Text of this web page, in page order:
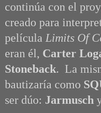
continúa con el
creado para
película Limits Of
eran él, Carter
Stoneback. La
bautizaría como
ser dúo: Jarmusch